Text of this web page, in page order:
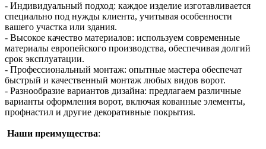
- Индивидуальный подход: каждое изделие изготавливается
специально под нужды клиента, учитывая особенности
вашего участка или здания.
- Высокое качество материалов: используем современные
материалы европейского производства, обеспечивая долгий
срок эксплуатации.
- Профессиональный монтаж: опытные мастера обеспечат
быстрый и качественный монтаж любых видов ворот.
- Разнообразие вариантов дизайна: предлагаем различные
варианты оформления ворот, включая кованные элементы,
профнастил и другие декоративные покрытия.
Наши преимущества: